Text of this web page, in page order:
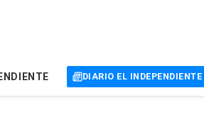
DIARIO EL INDEPENDIENTE